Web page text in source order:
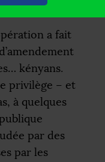
du Sud.
a fait
kényans.
privilège – et
à quelques
par des
par les